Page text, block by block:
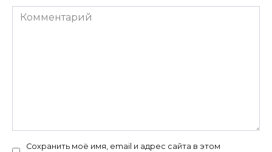
Комментарий
Сохранить моё имя, email и адрес сайта в этом